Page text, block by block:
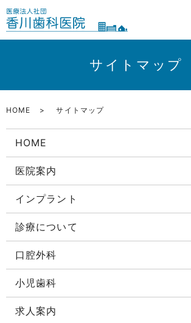
サイトマップ
HOME サイトマップ
HOME
医院案内
インプラント
診療について
口腔外科
小児歯科
求人案内